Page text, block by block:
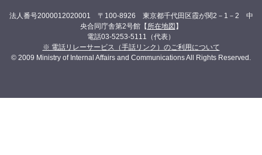
法人番号2000012020001 〒100-8926 東京都千代田区霞が関2－1－2 中
央合同庁舎第2号館【 所在地図 】
電話03-5253-5111（代表）
※ 電話リレーサービス（手話リンク）のご利用について
© 2009 Ministry of Internal Affairs and Communications All Rights Reserved.